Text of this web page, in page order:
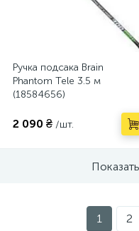
Ручка подсака Brain
Phantom Tele 3.5 м
(18584656)
2 090 ₴ /шт.
1 2